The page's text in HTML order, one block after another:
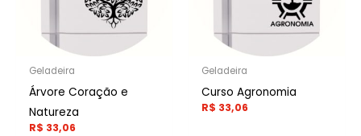
Geladeira
Árvore Coração e
Natureza
R$ 33,06
Geladeira
Curso Agronomia
R$ 33,06